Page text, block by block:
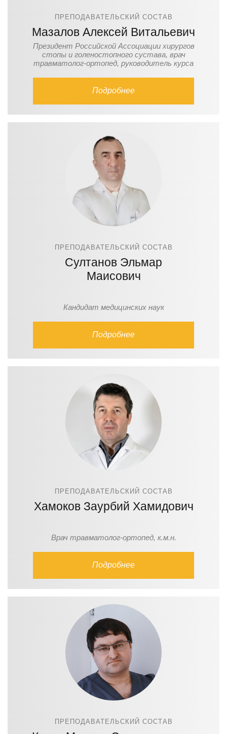
ПРЕПОДАВАТЕЛЬСКИЙ СОСТАВ
Мазалов Алексей Витальевич
Президент Российской Ассоциации хирургов
стопы и голеностопного сустава, врач
травматолог-ортопед, руководитель курса
Подробнее
ПРЕПОДАВАТЕЛЬСКИЙ СОСТАВ
Султанов Эльмар
Маисович
Кандидат медицинских наук
Подробнее
ПРЕПОДАВАТЕЛЬСКИЙ СОСТАВ
Хамоков Заурбий Хамидович
Врач травматолог-ортопед, к.м.н.
Подробнее
ПРЕПОДАВАТЕЛЬСКИЙ СОСТАВ